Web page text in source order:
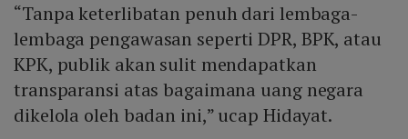
“Tanpa keterlibatan penuh dari lembaga-
lembaga pengawasan seperti DPR, BPK, atau
KPK, publik akan sulit mendapatkan
transparansi atas bagaimana uang negara
dikelola oleh badan ini,” ucap Hidayat.